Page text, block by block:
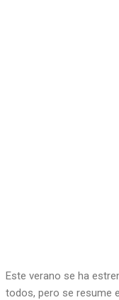
Este verano se ha
todos, pero se resume